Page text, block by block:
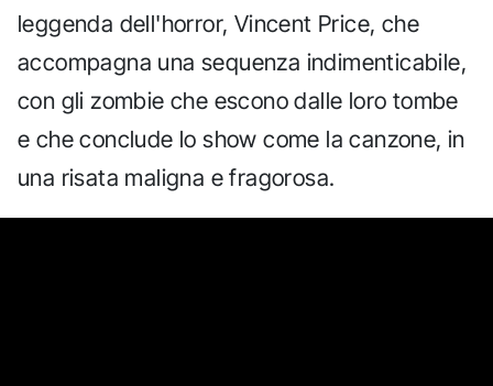
leggenda dell'horror, Vincent Price, che
accompagna una sequenza indimenticabile,
con gli zombie che escono dalle loro tombe
e che conclude lo show come la canzone, in
una risata maligna e fragorosa.